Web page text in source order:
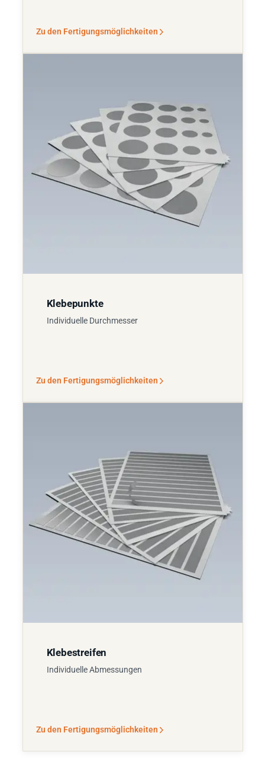
Zu den Fertigungsmöglichkeiten
Klebepunkte
Individuelle Durchmesser
Zu den Fertigungsmöglichkeiten
Klebestreifen
Individuelle Abmessungen
Zu den Fertigungsmöglichkeiten